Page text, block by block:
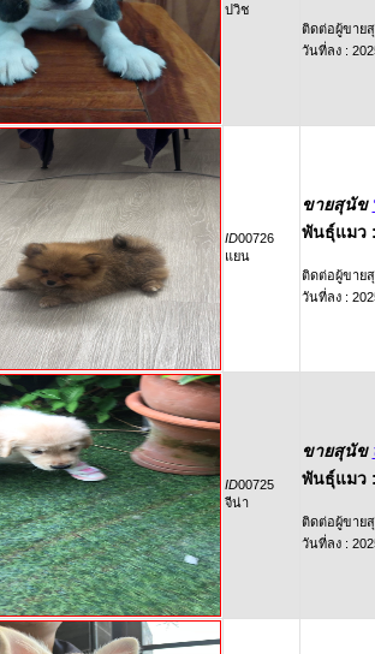
ปวิช
ติดต่อผู้ขาย
วันที่ลง :
ID00726
แยน
ขายสุนัข
พันธุ์แมว
ติดต่อผู้ขาย
วันที่ลง :
ID00725
จีน่า
ขายสุนัข
พันธุ์แมว
ติดต่อผู้ขาย
วันที่ลง :